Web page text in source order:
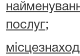
послуг;